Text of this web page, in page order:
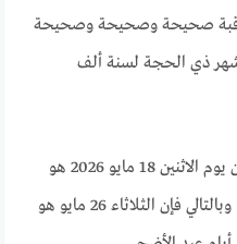
صحيحة وصحيحة وصحيحة
شهر ذي الحجة لسنة ألف
ولذلك أوضحت دار الإفتاء المصرية أن يوم الاثنين 18 مايو 2026 هو
أول أيام شهر ذي الحجة عام 1447، وبالتالي فإن الثلاثاء 26 مايو هو